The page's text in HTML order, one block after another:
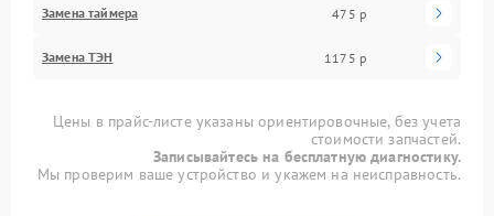
Замена таймера 475 р
Замена ТЭН 1175 р
Цены в прайс-листе указаны ориентировочные, без учета
стоимости запчастей.
Записывайтесь на бесплатную диагностику.
Мы проверим ваше устройство и укажем на неисправность.